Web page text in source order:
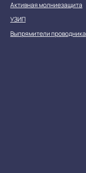
Активная молниезащита
УЗИП
Выпрямители проводника